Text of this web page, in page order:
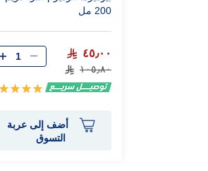
200 مل
٤٥٫٠٠
١٠٥٫٨٠
تقييم:
أضف إلى عربة
التسوق